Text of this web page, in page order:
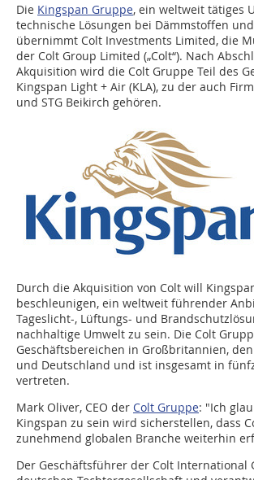
Die Kingspan Gruppe, ein weltweit tätiges
technische Lösungen bei Dämmstoffen
übernimmt Colt Investments Limited, die
der Colt Group Limited („Colt“). Nach
Akquisition wird die Colt Gruppe Teil des
Kingspan Light + Air (KLA), zu der auch
und STG Beikirch gehören.
Durch die Akquisition von Colt will
beschleunigen, ein weltweit führender
Tageslicht-, Lüftungs- und
nachhaltige Umwelt zu sein. Die Colt
Geschäftsbereichen in Großbritannien,
und Deutschland und ist insgesamt in
vertreten.
Mark Oliver, CEO der Colt Gruppe: "Ich
Kingspan zu sein wird sicherstellen, dass
zunehmend globalen Branche weiterhin
Der Geschäftsführer der Colt International